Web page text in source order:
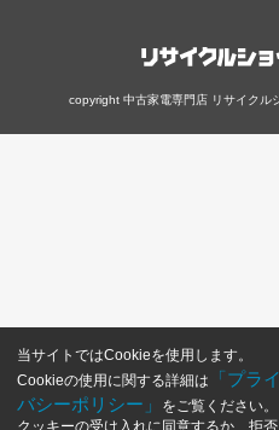
当サイトではCookieを使用します。
Cookieの使用に関する詳細は
「プライ
バシーポリシー」
をご覧ください。
クッキーの受け入れに同意するか、拒否
copyright 中古家電専門店 リサイクル